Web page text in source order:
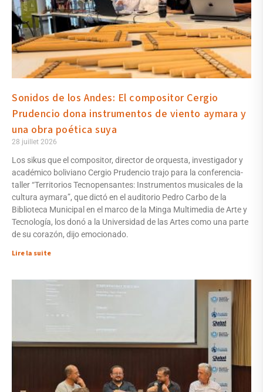
Sonidos de los Andes: El compositor Cergio
Prudencio dona instrumentos de viento aymara y
una obra poética suya
28 juillet 2026
Los sikus que el compositor, director de orquesta, investigador y
académico boliviano Cergio Prudencio trajo para la conferencia-
taller “Territorios Tecnopensantes: Instrumentos musicales de la
cultura aymara”, que dictó en el auditorio Pedro Carbo de la
Biblioteca Municipal en el marco de la Minga Multimedia de Arte y
Tecnología, los donó a la Universidad de las Artes como una parte
de su corazón, dijo emocionado.
Lire la suite